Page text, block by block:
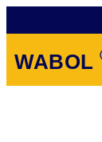
WABOL